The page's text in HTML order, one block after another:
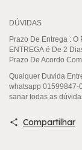
DÚVIDAS
Prazo De Entrega : O
ENTREGA é De 2
Prazo De Acordo
Qualquer Duvida
whatsapp 01599847-
sanar todas as
Compartilhar